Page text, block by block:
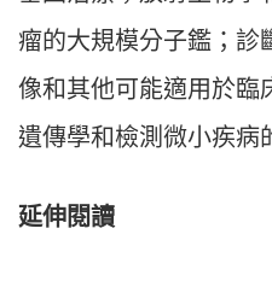
瘤的大規模分子鑑；診
像和其他可能適用於臨
遺傳學和檢測微小疾病
延伸閱讀